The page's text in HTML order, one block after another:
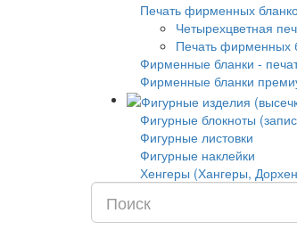
Печать фирменных
Четырехцветная
Печать фирменных
Фирменные бланки -
Фирменные бланки
Фигурные блокноты
Фигурные листовки
Фигурные наклейки
Хенгеры (Хангеры,